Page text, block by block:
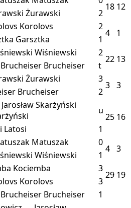
18 12
Żurawski
2
Korolovs 2
4 1
Garsztka
1
Wiśniewski 2
22 13
Brucheiser
t
Żurawski 3
3 3
Brucheiser 2
Skarżyński
u
25 16
Latosi
1
Matuszak 0
4 3
Wiśniewski
1
Kociemba 3
29 19
Korolovs 3
Brucheiser
1